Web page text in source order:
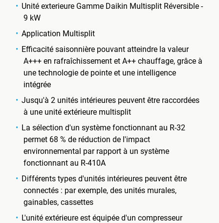
Unité exterieure Gamme Daikin Multisplit Réversible -
9 kW
Application Multisplit
Efficacité saisonnière pouvant atteindre la valeur
A+++ en rafraîchissement et A++ chauffage, grâce à
une technologie de pointe et une intelligence
intégrée
Jusqu'à 2 unités intérieures peuvent être raccordées
à une unité extérieure multisplit
La sélection d'un système fonctionnant au R-32
permet 68 % de réduction de l'impact
environnemental par rapport à un système
fonctionnant au R-410A
Différents types d'unités intérieures peuvent être
connectés : par exemple, des unités murales,
gainables, cassettes
L'unité extérieure est équipée d'un compresseur